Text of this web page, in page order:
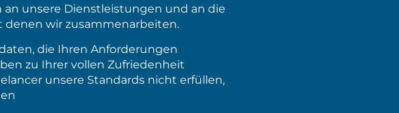
unsere Dienstleistungen und an die
denen wir zusammenarbeiten.
die Ihren Anforderungen
zu Ihrer vollen Zufriedenheit
unsere Standards nicht erfüllen,